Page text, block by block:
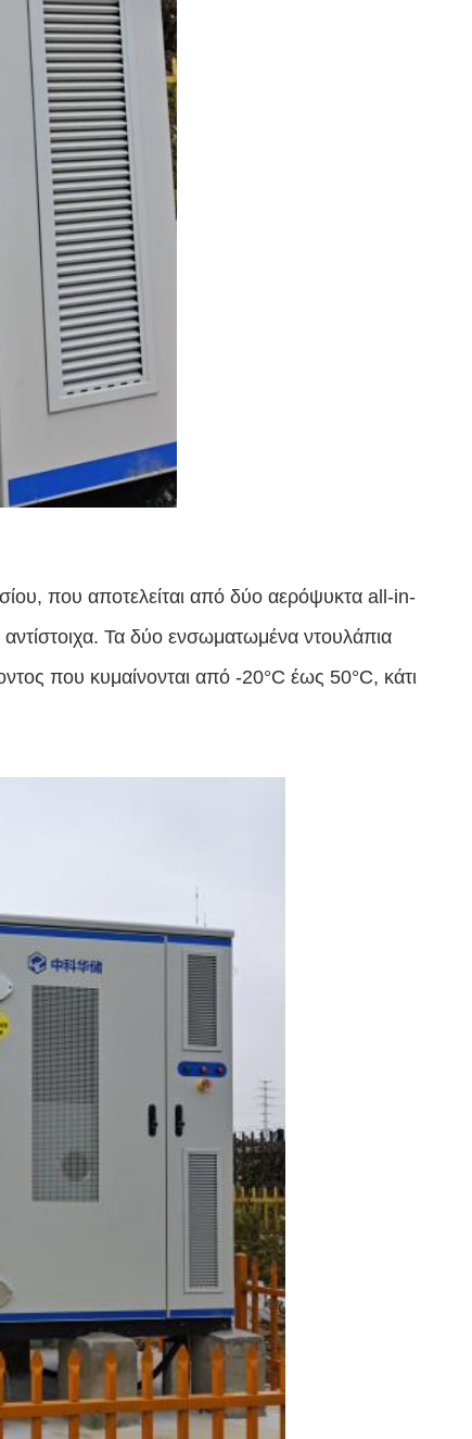
που αποτελείται από δύο αερόψυκτα all-in-
Τα δύο ενσωματωμένα ντουλάπια
που κυμαίνονται από -20°C έως 50°C, κάτι